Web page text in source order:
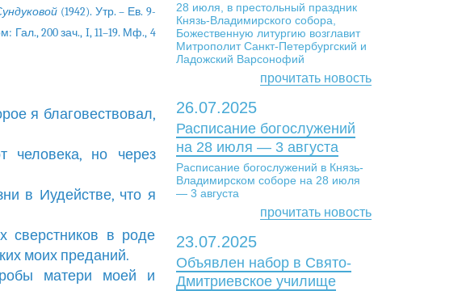
(1942). Утр. – Ев. 9-
Гал., 200 зач., I, 11–19. Мф., 4
я благовествовал,
но через
в Иудействе, что я
сверстников в роде
моих преданий.
матери моей и
28 июля, в престольный праздник
Князь-Владимирского собора,
Божественную литургию возглавит
Митрополит Санкт-Петербургский и
Ладожский Варсонофий
прочитать новость
26.07.2025
Расписание богослужений
на 28 июля — 3 августа
Расписание богослужений в Князь-
Владимирском соборе на 28 июля
— 3 августа
прочитать новость
23.07.2025
Объявлен набор в Свято-
Дмитриевское училище